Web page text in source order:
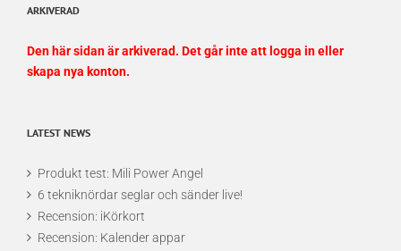
ARKIVERAD
Den här sidan är arkiverad. Det går inte att logga in eller
skapa nya konton.
LATEST NEWS
Produkt test: Mili Power Angel
6 tekniknördar seglar och sänder live!
Recension: iKörkort
Recension: Kalender appar